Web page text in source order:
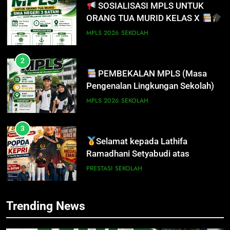
SOSIALISASI MPLS UNTUK
ORANG TUA MURID KELAS X
MPLS 2026 SEKOLAH
2
PEMBEKALAN MPLS (Masa
Pengenalan Lingkungan Sekolah)
MPLS 2026 SEKOLAH
3
Selamat kepada Lathifa
Ramadhani Setyabudi atas
prestasi meraih Medali Emas
PRESTASI SEKOLAH
Trending News
8
PENYALURAN CALON MURID
BARU SMA/SMK PROVINSI
1
SOSIALISASI MPLS UNTUK
ORANG TUA MURID KELAS X
2
PEMBEKALAN MPLS (Masa
Pengenalan Lingkungan Sekolah)
3